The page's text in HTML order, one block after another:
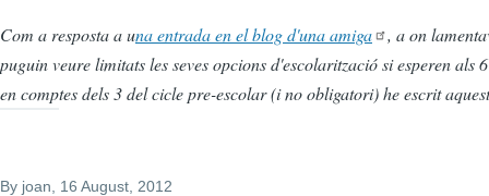
Com a resposta a una entrada en el blog d'una amiga
, a on
puguin veure limitats les seves opcions d'escolarització si esperen als
en comptes dels 3 del cicle pre-escolar (i no obligatori) he escrit
By joan , 16 August, 2012